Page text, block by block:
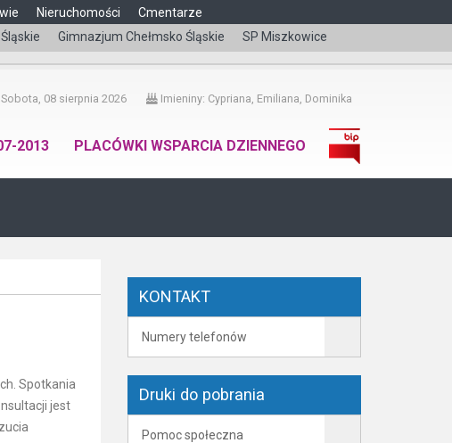
Gimnazjum Chełmsko Śląskie SP Miszkowice
Nieruchomości Cmentarze
čeština
Sobota, 08 sierpnia 2026 Imieniny: Cypriana, Emiliana, Dominika
2013 PLACÓWKI WSPARCIA DZIENNEGO
Spotkania
jest
KONTAKT
Numery telefonów
Druki do pobrania
Pomoc społeczna